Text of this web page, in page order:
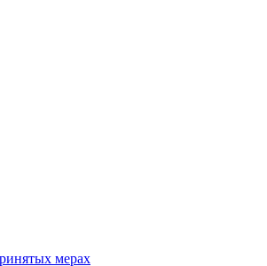
мерах